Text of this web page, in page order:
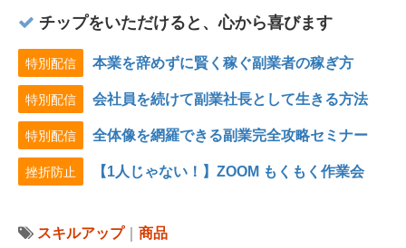
チップをいただけると、心から喜びます
特別配信 本業を辞めずに賢く稼ぐ副業者の稼ぎ方
特別配信 会社員を続けて副業社長として生きる方法
特別配信 全体像を網羅できる副業完全攻略セミナー
挫折防止 【1人じゃない！】ZOOM もくもく作業会
スキルアップ｜ 商品